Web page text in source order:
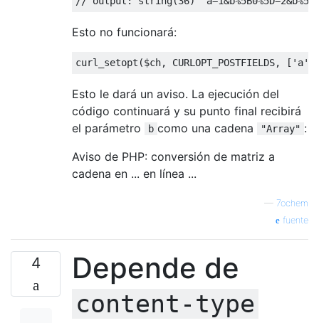
Esto no funcionará:
curl_setopt ($ch, CURLOPT_POSTFIELDS, [ 'a'
Esto le dará un aviso. La ejecución del
código continuará y su punto final recibirá
el parámetro
b como una cadena "Array" :
Aviso de PHP: conversión de matriz a
cadena en ... en línea ...
— 7ochem
fuente
4 Depende de
content-type